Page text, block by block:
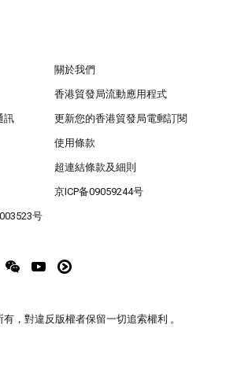
關於我們
香港貿發局流動應用程式
訊 更新您的香港貿發局電郵訂閱
使用條款
超連結條款及細則
京ICP备09059244号
号
，對違反版權者保留一切追索權利 。